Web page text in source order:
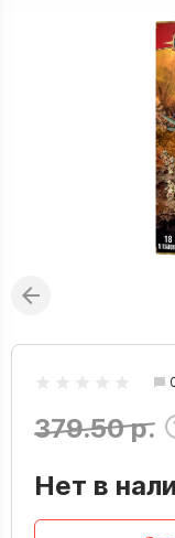
379.50 р.
Нет в